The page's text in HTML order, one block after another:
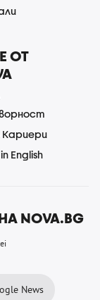
ОТ
Кариери
English
NOVA.BG
News